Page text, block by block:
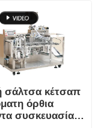
σάλτσα κέτσαπ
όρθια
συσκευασία